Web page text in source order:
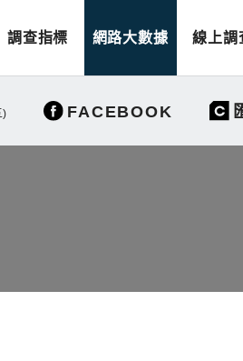
調查指標 網路大數據 線上調
) FACEBOOK